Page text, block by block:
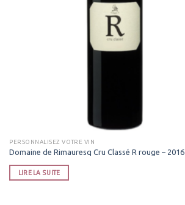
PERSONNALISEZ VOTRE VIN
Domaine de Rimauresq Cru Classé R rouge – 2016
LIRE LA SUITE